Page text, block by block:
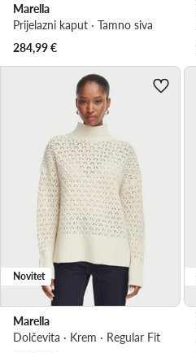
Marella
Prijelazni kaput · Tamno siva
284,99€
Novitet
Marella
Dolčevita · Krem · Regular Fit